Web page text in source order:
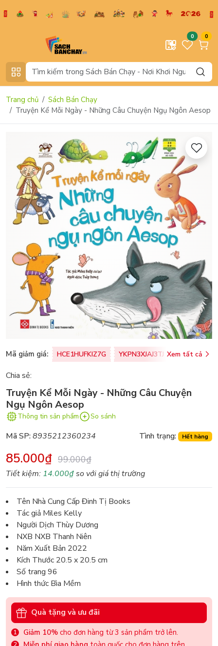
0 0
Trang chủ
Sách Bán Chạy
Truyện Kể Mỗi Ngày - Những Câu Chuyện Ngụ Ngôn Aesop
Mã giảm giá: HCE1HUFKIZ7G YKPN3XJAJ3TJ Xem tất cả
Chia sẻ:
Truyện Kể Mỗi Ngày - Những Câu Chuyện
Ngụ Ngôn Aesop
Thông tin sản phẩm So sánh
Mã SP:8935212360234 Tình trạng: Hết hàng
85.000₫ 99.000₫
Tiết kiệm: 14.000₫so với giá thị trường
Tên Nhà Cung Cấp Đinh Tị Books
Tác giả Miles Kelly
Người Dịch Thùy Dương
NXB NXB Thanh Niên
Năm Xuất Bản 2022
Kích Thước 20.5 x 20.5 cm
Số trang 96
Hình thức Bìa Mềm
Quà tặng và ưu đãi
Giảm 10% cho đơn hàng từ 3 sản phẩm trở lên.